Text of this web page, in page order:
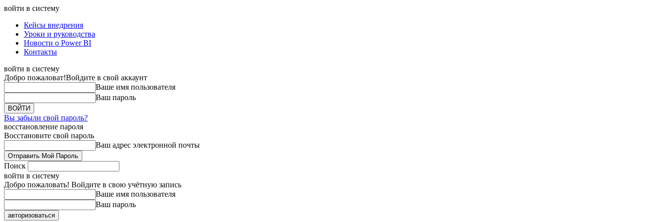
войти в систему
Кейсы внедрения
Уроки и руководства
Новости о Power BI
Контакты
войти в систему
Добро пожаловат!Войдите в свой аккаунт
Ваше имя пользователя
Ваш пароль
Вы забыли свой пароль?
восстановление пароля
Восстановите свой пароль
Ваш адрес электронной почты
Поиск
войти в систему
Добро пожаловать! Войдите в свою учётную запись
Ваше имя пользователя
Ваш пароль